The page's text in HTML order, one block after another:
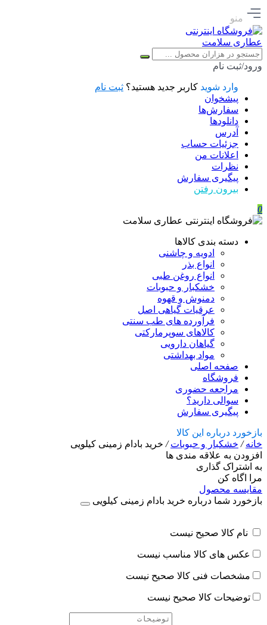
منو
ورود/ثبت نام
وارد شوید کاربر جدید هستید؟ ثبت نام
پیشخوان
سفارش‌ها
دانلودها
آدرس
جزئیات حساب
اعلانات من
نظرات
پیگیری سفارش
بیرون رفتن
0
دسته بندی کالاها
ادویه و چاشنی
انواع بذر
انواع روغن طبی
خشکبار و حبوبات
دمنوش و قهوه
عرقیات گیاهی اصل
فرآورده های طب سنتی
کالاهای سوپرمارکتی
گیاهان دارویی
مواد بهداشتی
صفحه اصلی
فروشگاه
مراجعه حضوری
سوالی دارید؟
پیگیری سفارش
بازخورد درباره این کالا
خانه/ خشکبار و حبوبات/ خرید بادام زمینی کیلویی
افزودن به علاقه مندی ها
به اشتراک گذاری
مرا اگاه کن
مقایسه محصول
بازخورد شما درباره خرید بادام زمینی کیلویی
نام کالا صحیح نیست
عکس های کالا مناسب نیست
مشخصات فنی کالا صحیح نیست
توضیحات کالا صحیح نیست